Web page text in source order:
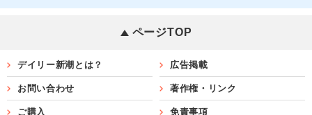
ページTOP
デイリー新潮とは？ 広告掲載
お問い合わせ 著作権・リンク
ご購入 免責事項